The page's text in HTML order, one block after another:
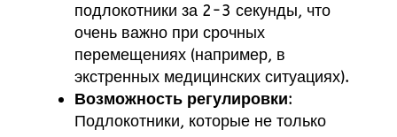
подлокотники за 2-3 секунды, что
очень важно при срочных
перемещениях (например, в
экстренных медицинских ситуациях).
Возможность регулировки:
Подлокотники, которые не только